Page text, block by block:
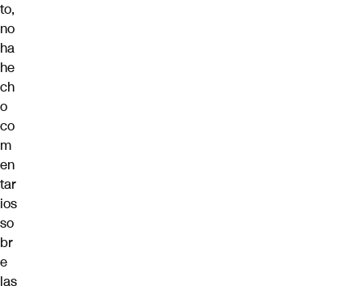
to,
no
ha
he
ch
o
co
m
en
tar
ios
so
br
e
las